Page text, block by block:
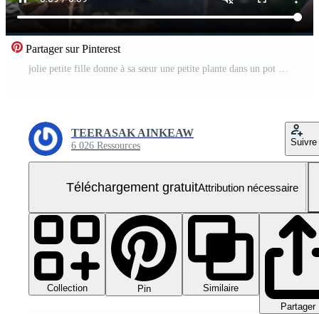
Partager sur Pinterest
jolie petite fille donne à sa sœur une petite plante dans un pot avec un concept d'écologie de printemps sur fond vert. journée mondiale de l'environnement. Vidéo Gratuite
TEERASAK AINKEAW
6 026 Ressources Suivre
Téléchargement gratuitAttribution nécessaire
Collection Pin
Similaire
Partager